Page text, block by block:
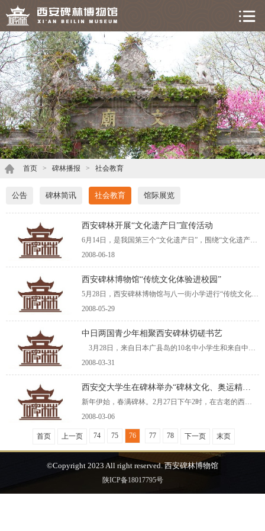
首页 > 碑林播报 > 社会教育
公告 碑林简讯 社会教育 馆际展览
西安碑林开展“文化遗产日”宣传活动
6月14日，是我国第三个“文化遗产日”，围绕“文化遗产人人保护，保护成果人人共享”这一主题，西安碑林博物馆开展了丰富多彩的宣传活动。 这天，我馆在大门和馆内悬挂了“文化遗产日”的宣传横幅
2008-06-18
西安碑林博物馆“传统文化体验进校园”
5月28日，西安碑林博物馆与八一街小学进行“传统文化进校园”活动启动仪式。 为更好地发挥博物馆的社会教育功能，西安碑林博物馆率先在全省文物系统推出“文化体验室”活动，使来博物馆参观的人们
2008-05-29
中日两国青少年相聚西安碑林切磋书艺
3月28日，来自日本广县岛的10名中小学生和来自中国西安的10名中小学生相聚西安碑林博物馆，他们以墨为缘、以书会友进行书法笔会，在古老的书法殿堂西安碑林里挥毫泼墨，以此展示书法才艺，增进中日友谊。 &
2008-03-31
新年伊始，春满碑林。2月27日下午2时，在古老的西安碑林里，西安交通大学城市学院的50多名大学生以新颖独特的形式，开展了一次别开生面的主题活动——“碑林文化、奥运精神、城市风采”。 这次
2008-03-06
首页 上一页 74 75 76 77 78 下一页 末页
©Copyright 2023 All right reserved. 西安碑林博物馆
陕ICP备18017795号